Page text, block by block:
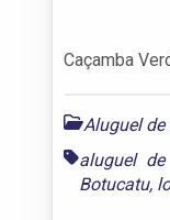
Caçamba
Aluguel
aluguel
Botucatu,